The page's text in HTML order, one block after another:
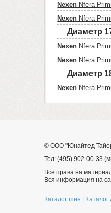
Nexen Nfera
Nexen Nfera
Диаметр
Nexen Nfera
Nexen Nfera
Диаметр
Nexen Nfera
© ООО "Юнайтед
Тел: (495) 902-00-33
Все права на
Вся информация на
Каталог шин Каталог